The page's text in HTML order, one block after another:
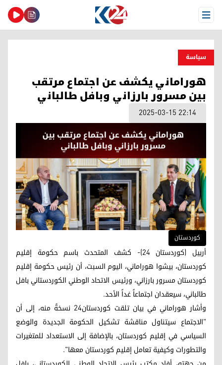
Open Menu
سیاسة
هوراماني يكشف عن اجتماع مرتقب
بين مسرور بارزاني وبافل طالباني
2025-03-15 22:14
کوردستان
أربيل (كوردستان 24)- كشف المتحدث باسم حكومة إقليم
كوردستان، بيشوا هوراماني، اليوم السبت، أن رئيس حكومة إقليم
كوردستان مسرور بارزاني، ورئيس الاتحاد الوطني الكوردستاني بافل
طالباني، سيعقدان اجتماعاً غداً الأحد.
وأشار هوراماني في بيان تلقت كوردستان24 نسخةً منه، إلى أن
"الاجتماع سيتناول مناقشة تشكيل الحكومة الجديدة والوضع
السياسي في إقليم كوردستان، بالإضافة إلى الاستعداد للمتغيرات
والتطورات وكيفية تعامل إقليم كوردستان معها".